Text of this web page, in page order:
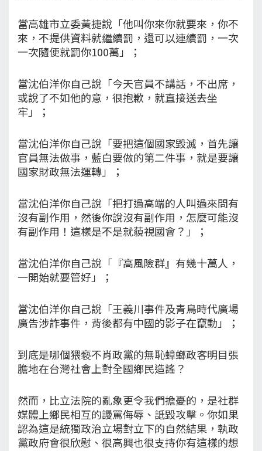
當高雄市立委黃捷說「他叫你來你就要來，你不
來，不提供資料就繼續罰，還可以連續罰，一次
一次隨便就罰你100萬」；
當沈伯洋你自己說「今天官員不講話，不出席，
或說了不如他的意，很抱歉，就直接送去坐
牢」；
當沈伯洋你自己說「要把這個國家毀滅，首先讓
官員無法做事，藍白要做的第二件事，就是要讓
國家財政無法運轉」；
當沈伯洋你自己說「把打過高端的人叫過來問有
沒有副作用，然後你說沒有副作用，怎麼可能沒
有副作用！這樣是不是就藐視國會？」；
當沈伯洋你自己說「『高風險群』有幾十萬人，
一開始就要管好」；
當沈伯洋你自己說「王義川事件及青鳥時代廣場
廣告涉詐事件，背後都有中國的影子在竄動」；
到底是哪個猥褻不肖政黨的無恥蟑螂政客明目張
膽地在台灣社會上對全國鄉民造謠？
然而，比立法院的亂象更令我們擔憂的，是社群
媒體上鄉民相互的謾罵侮辱、詆毀攻擊。你如果
認為這是統獨政治立場對立下的自然結果，執政
黨政府會很欣慰、很高興也很支持你有這樣的想